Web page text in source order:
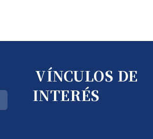
VÍNCULOS DE
INTERÉS